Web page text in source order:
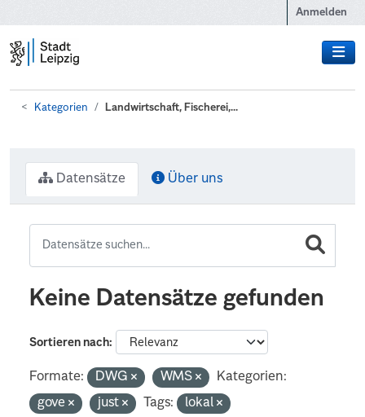
Anmelden
Kategorien Landwirtschaft, Fischerei,...
Datensätze Über uns
Keine Datensätze gefunden
Sortieren nach
Formate: DWG WMS
Kategorien:
gove
just Tags: lokal